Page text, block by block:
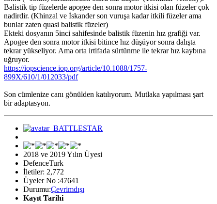
Balistik tip füzelerde apogee den sonra motor itkisi olan füzeler çok
nadirdir. (Khinzal ve İskander son vuruşa kadar itkili füzeler ama
bunlar zaten quasi balistik füzeler)
Ekteki dosyanın 5inci sahifesinde balistik füzenin hız grafiği var.
Apogee den sonra motor itkisi bitince hız düşüyor sonra dalışta
tekrar yükseliyor. Ama orta irtifada sürtünme ile tekrar hız kaybına
uğruyor.
https://iopscience.iop.org/article/10.1088/1757-
899X/610/1/012033/pdf
Son cümlenize canı gönülden katılıyorum. Mutlaka yapılması şart
bir adaptasyon.
2018 ve 2019 Yılın Üyesi
DefenceTurk
İletiler: 2,772
Üyeler No :47641
Durumu:Çevrimdışı
Kayıt Tarihi